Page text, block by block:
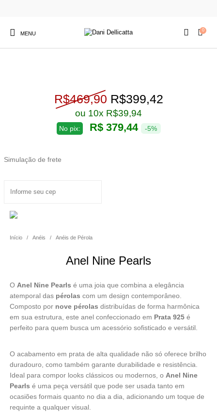
MENU
0
Início / Anéis / Anéis de Pérola
Anel Nine Pearls
R$469,90 O preço original
R$399,42O preço
ou 10x R$39,94
No pix: R$ 379,44 -5%
OAnel Nine Pearls é uma joia que combina a elegância
atemporal das pérolas com um design contemporâneo.
Composto por nove pérolas distribuídas de forma harmônica
em sua estrutura, este anel confeccionado em Prata 925 é
perfeito para quem busca um acessório sofisticado e versátil.
O acabamento em prata de alta qualidade não só oferece brilho
duradouro, como também garante durabilidade e resistência.
Ideal para compor looks clássicos ou modernos, oAnel Nine
Pearls é uma peça versátil que pode ser usada tanto em
ocasiões formais quanto no dia a dia, adicionando um toque de
requinte a qualquer visual.
Simulação de frete